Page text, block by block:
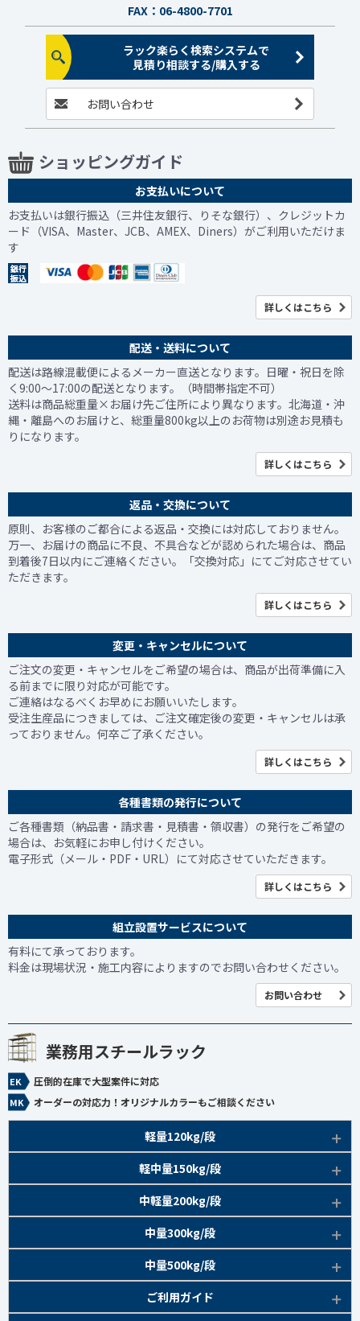
FAX：06-4800-7701
ラック楽らく検索システムで
見積り相談する/購入する
お問い合わせ
ショッピングガイド
お支払いについて
お支払いは銀行振込（三井住友銀行、りそな銀行）、クレジットカ
ード（VISA、Master、JCB、AMEX、Diners）がご利用いただけま
す
詳しくはこちら
配送・送料について
配送は路線混載便によるメーカー直送となります。日曜・祝日を除
く9:00～17:00の配送となります。（時間帯指定不可）
送料は商品総重量×お届け先ご住所により異なります。北海道・沖
縄・離島へのお届けと、総重量800kg以上のお荷物は別途お見積も
りになります。
詳しくはこちら
返品・交換について
原則、お客様のご都合による返品・交換には対応しておりません。
万一、お届けの商品に不良、不具合などが認められた場合は、商品
到着後7日以内にご連絡ください。「交換対応」にてご対応させてい
ただきます。
詳しくはこちら
変更・キャンセルについて
ご注文の変更・キャンセルをご希望の場合は、商品が出荷準備に入
る前までに限り対応が可能です。
ご連絡はなるべくお早めにお願いいたします。
受注生産品につきましては、ご注文確定後の変更・キャンセルは承
っておりません。何卒ご了承ください。
詳しくはこちら
各種書類の発行について
ご各種書類（納品書・請求書・見積書・領収書）の発行をご希望の
場合は、お気軽にお申し付けください。
電子形式（メール・PDF・URL）にて対応させていただきます。
詳しくはこちら
組立設置サービスについて
有料にて承っております。
料金は現場状況・施工内容によりますのでお問い合わせください。
お問い合わせ
業務用スチールラック
圧倒的在庫で大型案件に対応
オーダーの対応力！オリジナルカラーもご相談ください
軽量120kg/段
アイボリー、グレー
EK120kg/段アングルボルト 特長
EK120kg/段アングルセミボルト 特長
新セミボルト 特長
軽中量150kg/段
軽中量150kg/段 商品一覧
部材仕様図
中軽量200kg/段
EK200kg/段 商品一覧
部材仕様図
中量300kg/段
アイボリー・グリーン
EK300kg/段 商品一覧
中量500kg/段
アイボリー・グリーンご利用ガイド